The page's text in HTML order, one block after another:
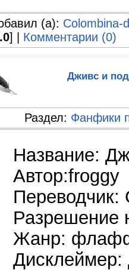
(а): Colombina-d
] | Комментарии (0)
Дживс и
Раздел: Фанфики
Название:
Автор:froggy
Переводчик:
Разрешение
Жанр:
Дисклеймер: